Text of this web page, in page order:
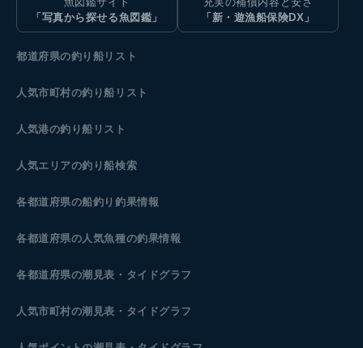
「写真から探せる魚図鑑」
「新・遊漁船保険DX」
都道府県の釣り船リスト
人気市町村の釣り船リスト
人気港の釣り船リスト
人気エリアの釣り船検索
各都道府県の船釣り釣果情報
各都道府県の人気魚種の釣果情報
各都道府県の潮見表 ・タイドグラフ
人気市町村の潮見表・タイドグラフ